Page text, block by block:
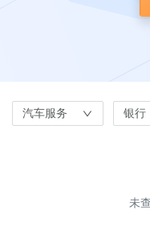
汽车服务 银行
未